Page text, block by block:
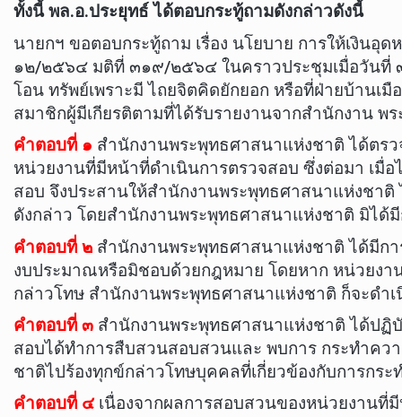
ทั้งนี้ พล.อ.ประยุทธ์ ได้ตอบกระทู้ถามดังกล่าวดังนี้
นายกฯ ขอตอบกระทู้ถาม เรื่อง นโยบาย การให้เงิน
๑๒/๒๕๖๔ มติที่ ๓๑๙/๒๕๖๔ ในคราวประชุมเมื่อวันที่
โอน ทรัพย์เพราะมี ไถยจิตคิดยักยอก หรือที่ฝ่ายบ้านเ
สมาชิกผู้มีเกียรติตามที่ได้รับรายงานจากสำนักงาน พ
คำตอบที่ ๑ สำนักงานพระพุทธศาสนาแห่งชาติ ได้ตร
หน่วยงานที่มีหน้าที่ดำเนินการตรวจสอบ ซึ่งต่อมา เมื่
สอบ จึงประสานให้สำนักงานพระพุทธศาสนาแห่งชา
ดังกล่าว โดยสำนักงานพระพุทธศาสนาแห่งชาติ มิได้
คำตอบที่ ๒ สำนักงานพระพุทธศาสนาแห่งชาติ ได้มีก
งบประมาณหรือมิชอบด้วยกฎหมาย โดยหาก หน่วยงา
กล่าวโทษ สำนักงานพระพุทธศาสนาแห่งชาติ ก็จะดำ
คำตอบที่ ๓ สำนักงานพระพุทธศาสนาแห่งชาติ ได้ปฏิ
สอบได้ทำการสืบสวนสอบสวนและ พบการ กระทำค
ชาติไปร้องทุกข์กล่าวโทษบุคคลที่เกี่ยวข้องกับการกร
คำตอบที่ ๔ เนื่องจากผลการสอบสวนของหน่วยงาน